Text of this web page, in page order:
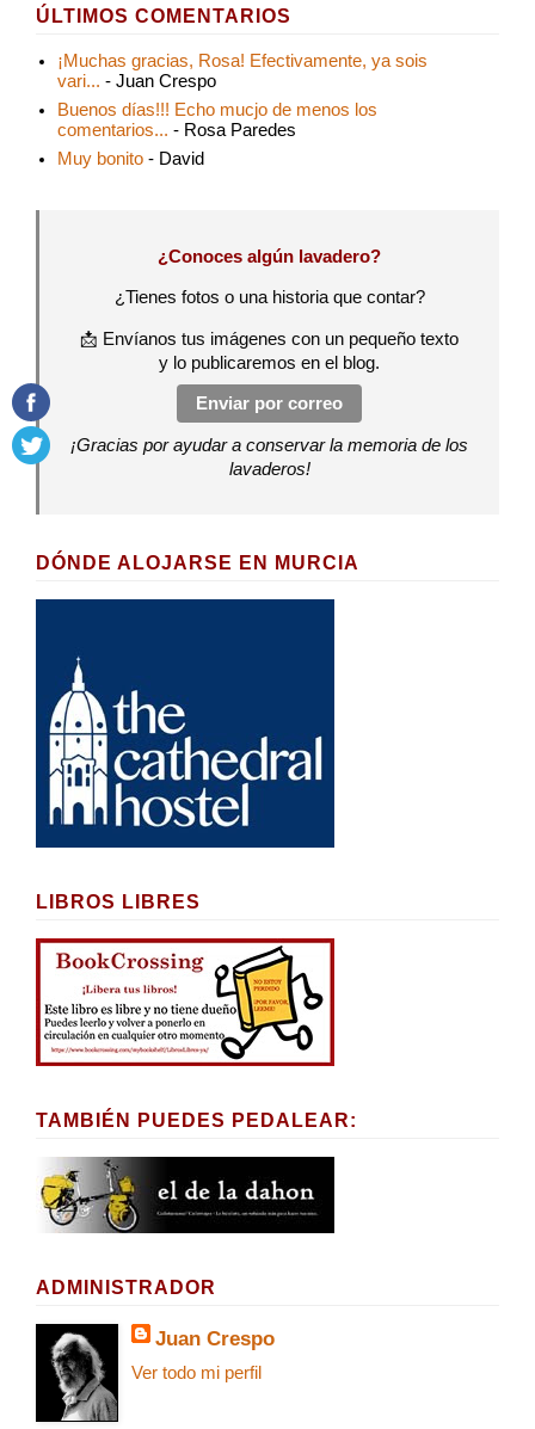
ÚLTIMOS COMENTARIOS
¡Muchas gracias, Rosa! Efectivamente, ya sois
vari... - Juan Crespo
Buenos días!!! Echo mucjo de menos los
comentarios... - Rosa Paredes
Muy bonito - David
¿Conoces algún lavadero?
¿Tienes fotos o una historia que contar?
📩 Envíanos tus imágenes con un pequeño texto
y lo publicaremos en el blog.
Enviar por correo
¡Gracias por ayudar a conservar la memoria de los
lavaderos!
DÓNDE ALOJARSE EN MURCIA
LIBROS LIBRES
TAMBIÉN PUEDES PEDALEAR:
ADMINISTRADOR
Juan Crespo
Ver todo mi perfil